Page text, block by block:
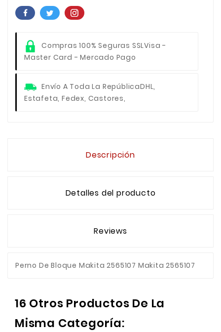
Compras 100% Seguras SSLVisa -
Master Card - Mercado Pago
Envío A Toda La RepúblicaDHL,
Estafeta, Fedex, Castores,
Descripción
Detalles del producto
Reviews
Perno De Bloque Makita 2565107 Makita 2565107
16 Otros Productos De La
Misma Categoría: